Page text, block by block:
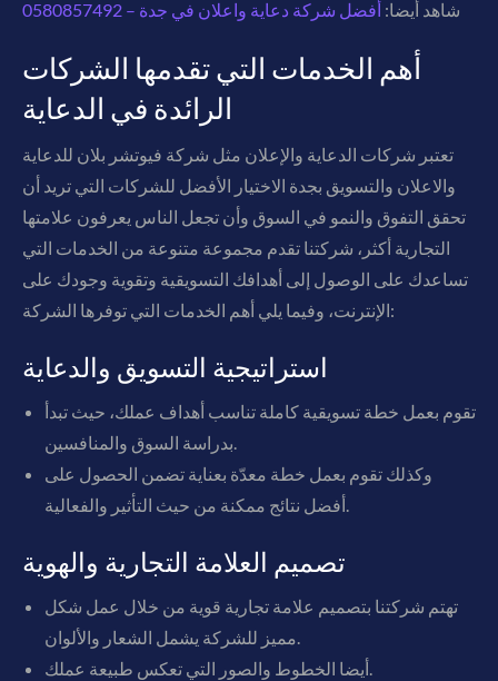
شاهد أيضا: أفضل شركة دعاية واعلان في جدة – 0580857492
أهم الخدمات التي تقدمها الشركات
الرائدة في الدعاية
تعتبر شركات الدعاية والإعلان مثل شركة فيوتشر بلان للدعاية
والاعلان والتسويق بجدة الاختيار الأفضل للشركات التي تريد أن
تحقق التفوق والنمو في السوق وأن تجعل الناس يعرفون علامتها
التجارية أكثر، شركتنا تقدم مجموعة متنوعة من الخدمات التي
تساعدك على الوصول إلى أهدافك التسويقية وتقوية وجودك على
الإنترنت، وفيما يلي أهم الخدمات التي توفرها الشركة:
استراتيجية التسويق والدعاية
تقوم بعمل خطة تسويقية كاملة تناسب أهداف عملك، حيث تبدأ
بدراسة السوق والمنافسين.
وكذلك تقوم بعمل خطة معدّة بعناية تضمن الحصول على
أفضل نتائج ممكنة من حيث التأثير والفعالية.
تصميم العلامة التجارية والهوية
تهتم شركتنا بتصميم علامة تجارية قوية من خلال عمل شكل
مميز للشركة يشمل الشعار والألوان.
أيضا الخطوط والصور التي تعكس طبيعة عملك.